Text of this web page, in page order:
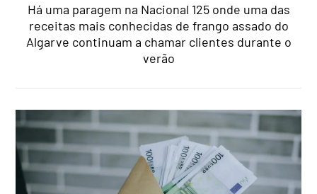
Há uma paragem na Nacional 125 onde uma das
receitas mais conhecidas de frango assado do
Algarve continuam a chamar clientes durante o
verão